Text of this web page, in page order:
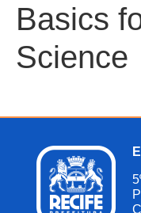
Basics
Science